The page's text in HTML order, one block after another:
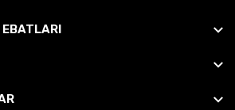
EBATLARI